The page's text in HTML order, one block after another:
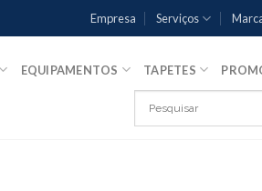
Empresa Serviços
EQUIPAMENTOS TAPETES